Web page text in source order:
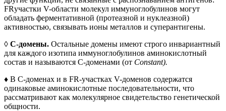
FRучастки V-области молекул иммуноглобулинов могут
обладать ферментативной (протеазной и нуклеазной)
активностью, связывать ионы металлов и суперантигены.
◊ C-домены. Остальные домены имеют строго инвариантный
для каждого изотипа иммуноглобулинов аминокислотный
состав и называются C-доменами (от Constant).
♦ В C-доменах и в FR-участках V-доменов содержатся
одинаковые аминокислотные последовательности, что
рассматривают как молекулярное свидетельство генетической
общности.